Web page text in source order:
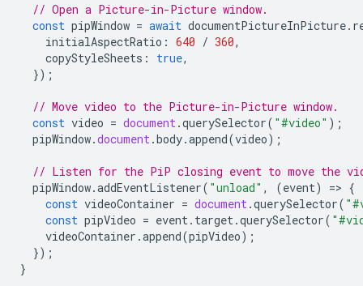
// Open a Picture-in-Picture window.
const pipWindow = await documentPictureInPicture.
initialAspectRatio : 640 / 360,
copyStyleSheets : true,
});
// Move video to the Picture-in-Picture window.
const video = document .querySelector( "#video" );
pipWindow.document .body.append(video);
// Listen for the PiP closing event to move the
pipWindow.addEventListener( "unload" , (event) => {
const videoContainer = document .querySelector(
const pipVideo = event . target .querySelector(
videoContainer .append(pipVideo);
});
}